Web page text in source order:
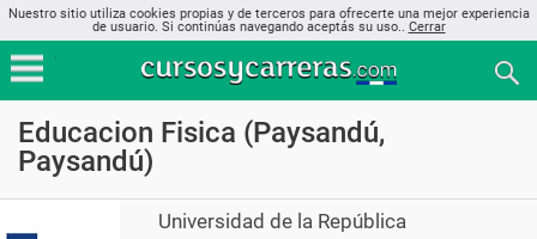
Nuestro sitio utiliza cookies propias y de terceros para ofrecerte una mejor experiencia
de usuario. Si continúas navegando aceptás su uso.. Cerrar
Educacion Fisica (Paysandú,
Paysandú)
Universidad de la República